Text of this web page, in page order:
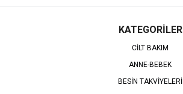
KATEGORİLER
CİLT BAKIM
ANNE-BEBEK
BESİN TAKVİYELERİ